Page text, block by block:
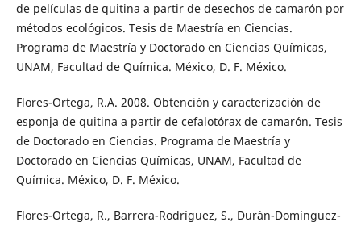
de películas de quitina a partir de desechos de camarón por
métodos ecológicos. Tesis de Maestría en Ciencias.
Programa de Maestría y Doctorado en Ciencias Químicas,
UNAM, Facultad de Química. México, D. F. México.
Flores-Ortega, R.A. 2008. Obtención y caracterización de
esponja de quitina a partir de cefalotórax de camarón. Tesis
de Doctorado en Ciencias. Programa de Maestría y
Doctorado en Ciencias Químicas, UNAM, Facultad de
Química. México, D. F. México.
Flores-Ortega, R., Barrera-Rodríguez, S., Durán-Domínguez-